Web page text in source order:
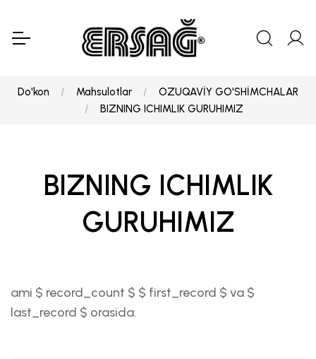
Do'kon Mahsulotlar
OZUQAVİY GO'SHİMCHALAR
BIZNING ICHIMLIK GURUHIMIZ
BIZNING ICHIMLIK
GURUHIMIZ
ami $ record_count $ $ first_record $ va $
last_record $ orasida.